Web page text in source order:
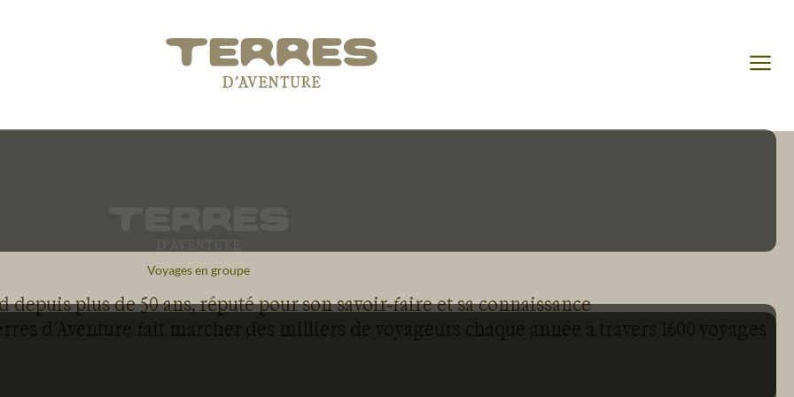
Voyages en groupe
depuis plus de 50 ans, réputé pour son savoir-faire et sa connaissance